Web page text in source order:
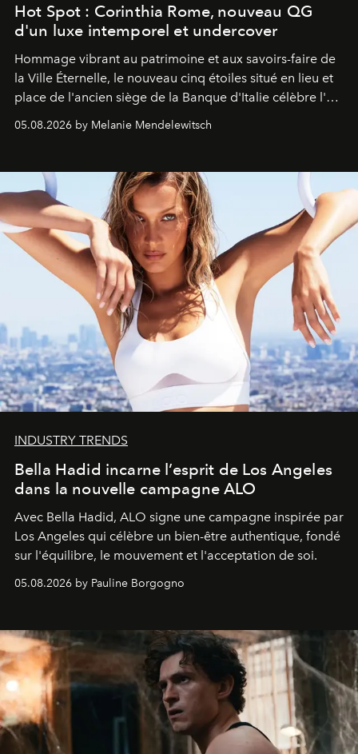
Hot Spot : Corinthia Rome, nouveau QG
d'un luxe intemporel et undercover
Hommage vibrant au patrimoine et aux savoirs-faire de
la Ville Éternelle, le nouveau cinq étoiles situé en lieu et
place de l'ancien siège de la Banque d'Italie célèbre l'art
05.08.2026 by Melanie Mendelewitsch
INDUSTRY TRENDS
Bella Hadid incarne l’esprit de Los Angeles
dans la nouvelle campagne ALO
Avec Bella Hadid, ALO signe une campagne inspirée par
Los Angeles qui célèbre un bien-être authentique, fondé
sur l'équilibre, le mouvement et l'acceptation de soi.
05.08.2026 by Pauline Borgogno